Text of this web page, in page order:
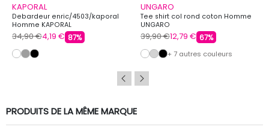
KAPORAL
Debardeur enric/4503/kaporal
Homme KAPORAL
34,90 €4,19 € 87%
UNGARO
Tee shirt col rond coton Homme
UNGARO
39,90 €12,79 € 67%
+ 7 autres couleurs
PRODUITS DE LA MÊME MARQUE